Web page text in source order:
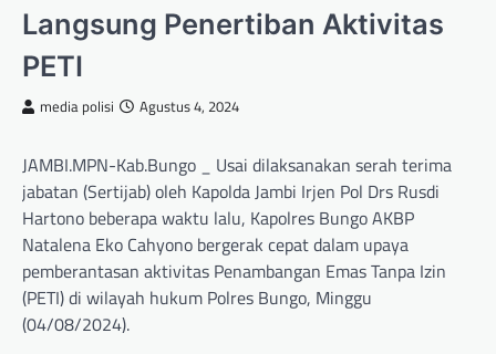
Langsung Penertiban Aktivitas
PETI
media polisi Agustus 4, 2024
JAMBI.MPN-Kab.Bungo _ Usai dilaksanakan serah terima
jabatan (Sertijab) oleh Kapolda Jambi Irjen Pol Drs Rusdi
Hartono beberapa waktu lalu, Kapolres Bungo AKBP
Natalena Eko Cahyono bergerak cepat dalam upaya
pemberantasan aktivitas Penambangan Emas Tanpa Izin
(PETI) di wilayah hukum Polres Bungo, Minggu
(04/08/2024).